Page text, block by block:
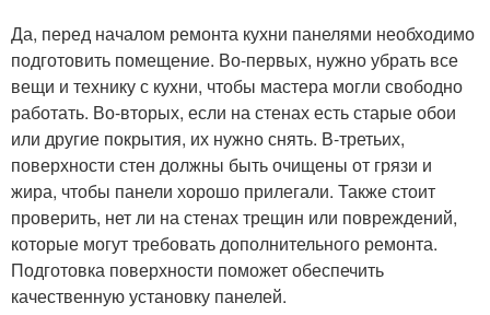
Да, перед началом ремонта кухни панелями необходимо
подготовить помещение. Во-первых, нужно убрать все
вещи и технику с кухни, чтобы мастера могли свободно
работать. Во-вторых, если на стенах есть старые обои
или другие покрытия, их нужно снять. В-третьих,
поверхности стен должны быть очищены от грязи и
жира, чтобы панели хорошо прилегали. Также стоит
проверить, нет ли на стенах трещин или повреждений,
которые могут требовать дополнительного ремонта.
Подготовка поверхности поможет обеспечить
качественную установку панелей.